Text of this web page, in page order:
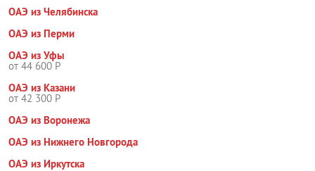
ОАЭ из Челябинска
ОАЭ из Перми
ОАЭ из Уфы
от 44 600 Р
ОАЭ из Казани
от 42 300 Р
ОАЭ из Воронежа
ОАЭ из Нижнего Новгорода
ОАЭ из Иркутска